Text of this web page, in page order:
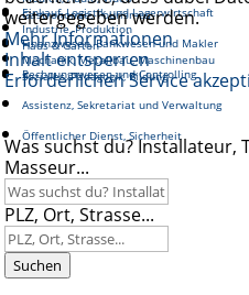
Gastronomie, Tourismus
Haus & Garten
Soziales, Pädagogik, Bildung
Industrie, Produktion
Mechanik, Metallbau, Maschinenbau
Einkauf, Logistik und Lagerwirtschaft
Finanzwesen, Bankwesen und Makler
Rechnungswesen und Controlling
Assistenz, Sekretariat und Verwaltung
Öffentlicher Dienst, Sicherheit
weitergegeben werden.
Mehr Informationen
Inhalt entsperren
Erforderlichen Service
Was suchst du? Installateur,
Masseur...
PLZ, Ort, Strasse...
Suchen